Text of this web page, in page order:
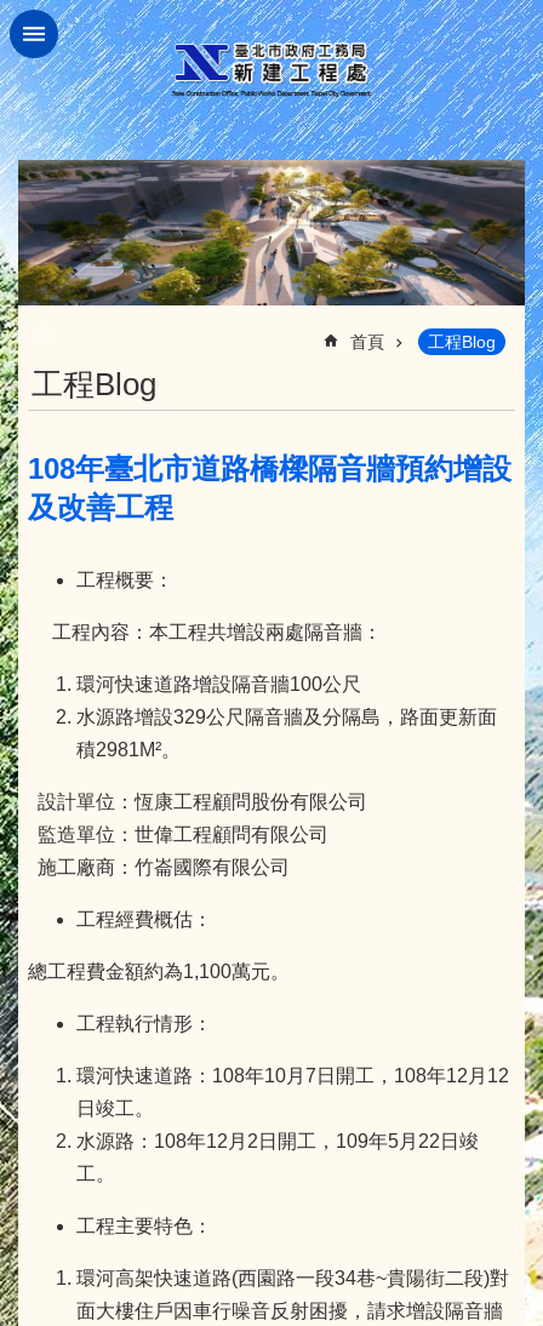
跳到主要內容區塊
首頁 工程Blog
工程Blog
108年臺北市道路橋樑隔音牆預約增設
及改善工程
工程概要：
工程內容：本工程共增設兩處隔音牆：
環河快速道路增設隔音牆100公尺
水源路增設329公尺隔音牆及分隔島，路面更新面
積2981M²。
設計單位：恆康工程顧問股份有限公司
監造單位：世偉工程顧問有限公司
施工廠商：竹崙國際有限公司
工程經費概估：
總工程費金額約為1,100萬元。
工程執行情形：
環河快速道路：108年10月7日開工，108年12月12
日竣工。
水源路：108年12月2日開工，109年5月22日竣
工。
工程主要特色：
環河高架快速道路(西園路一段34巷~貴陽街二段)對
面大樓住戶因車行噪音反射困擾，請求增設隔音牆